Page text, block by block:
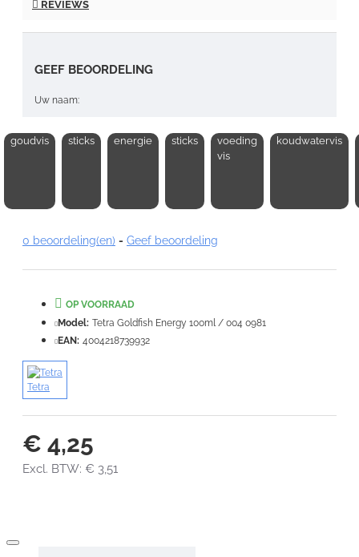
REVIEWS
GEEF BEOORDELING
Uw naam:
VERDER
goudvis sticks energie sticks
voeding
vis
koudwatervis
0 beoordeling(en) - Geef beoordeling
€ 4,25
Excl. BTW: € 3,51
OP VOORRAAD
Model: Tetra Goldfish Energy 100ml / 004 0981
EAN: 4004218739932
Tetra